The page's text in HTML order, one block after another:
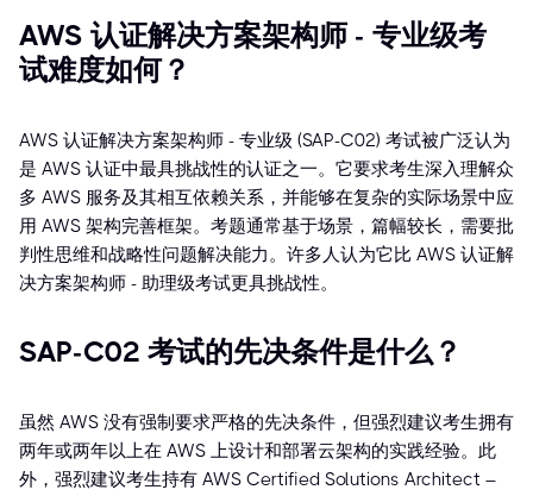
AWS 认证解决方案架构师 - 专业级考
试难度如何？
AWS 认证解决方案架构师 - 专业级 (SAP-C02) 考试被广泛认为
是 AWS 认证中最具挑战性的认证之一。它要求考生深入理解众
多 AWS 服务及其相互依赖关系，并能够在复杂的实际场景中应
用 AWS 架构完善框架。考题通常基于场景，篇幅较长，需要批
判性思维和战略性问题解决能力。许多人认为它比 AWS 认证解
决方案架构师 - 助理级考试更具挑战性。
SAP-C02 考试的先决条件是什么？
虽然 AWS 没有强制要求严格的先决条件，但强烈建议考生拥有
两年或两年以上在 AWS 上设计和部署云架构的实践经验。此
外，强烈建议考生持有 AWS Certified Solutions Architect –